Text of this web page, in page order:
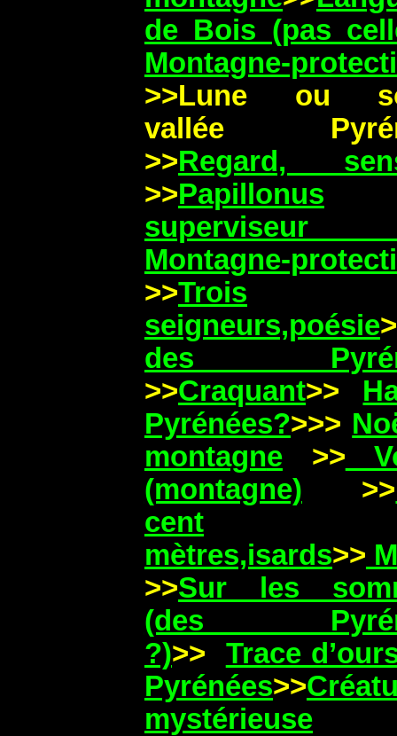
de Bois (pas
Montagne-
>>Lune ou
vallée
>>Regard,
>>Papillonus
Montagne-
>>Trois
seigneurs,poésie
des
>>Craquant>>
Pyrénées?>>>
montagne>>
(montagne) >>
cent
mètres,isards>>
>>Sur les
(des
?)>> Trace
Pyrénées>>
mystérieuse